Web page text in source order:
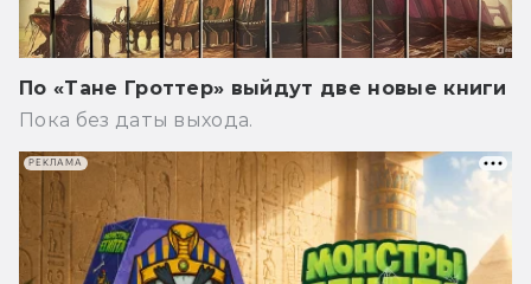
По «Тане Гроттер» выйдут две новые книги
Пока без даты выхода.
РЕКЛАМА